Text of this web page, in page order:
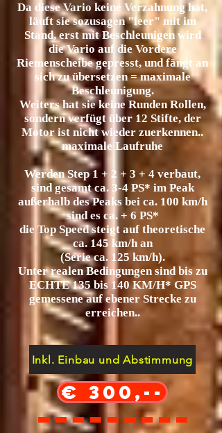
Da diese Vario keine Verzahnung hat,
läuft sie sozusagen "leer" mit im
Stand, erst mit Beschleunigen wird
die Vario auf die Vordere
Riemenscheibe gepresst, und fängt an
sich zu übersetzen = maximale
Beschleunigung.
Weiters hat sie keine Runden Rollen,
sondern verfügt über 12 Stifte, der
Motor ist nicht wieder zuerkennen..
maximale Laufruhe
Werden Step 1 + 2 + 3 + 4 verbaut,
sind gesamt ca. 3-4 PS* im Peak
außerhalb des Peaks bei ca. 100 km/h
sind es ca. + 6 PS*
die Top Speed steigt auf theoretische
ca. 145 km/h an
(Serie ca. 125 km/h).
Unter realen Bedingungen sind bis zu
ECHTE 135 bis 140 KM/H* GPS
gemessene auf ebener Strecke zu
erreichen..
Inkl. Einbau und Abstimmung
€ 300,--